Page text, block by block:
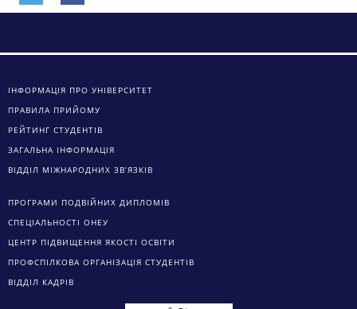
ІНФОРМАЦІЯ ПРО УНІВЕРСИТЕТ
ПРАВИЛА ПРИЙОМУ
РЕЙТИНГ СТУДЕНТІВ
ЗАГАЛЬНА ІНФОРМАЦІЯ
ВІДДІЛ МІЖНАРОДНИХ ЗВ’ЯЗКІВ
ПРОГРАМИ ПОДВІЙНИХ ДИПЛОМІВ
СПЕЦІАЛЬНОСТІ ОНЕУ
ЦЕНТР ПІДВИЩЕННЯ ЯКОСТІ ОСВІТИ
ПРОФСПІЛКОВА ОРГАНІЗАЦІЯ СТУДЕНТІВ
ВІДДІЛ КАДРІВ